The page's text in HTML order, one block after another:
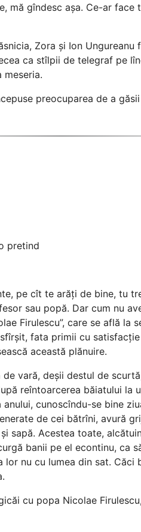
mă gîndesc așa. Ce-ar
Zora și Ion
ca stîlpii de telegraf pe
preocuparea de a
pretind
pe cît te arăți de bine, tu
sau popă. Dar cum nu
Firulescu”, care se află la
fata primii cu
această plănuire.
vară, deșii destul de
reîntoarcerea băiatului la
cunoscîndu-se bine
de cei bătrîni, avură
sapă. Acestea toate,
banii pe el econtinu, ca
nu cu lumea din sat. Căci
cu popa Nicolae